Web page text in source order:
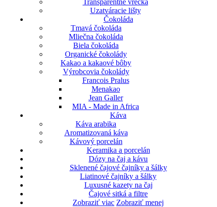
Uzatváracie lišty
Čokoláda
Tmavá čokoláda
Mliečna čokoláda
Biela čokoláda
Organické čokolády
Kakao a kakaové bôby
Výrobcovia čokolády
Francois Pralus
Menakao
Jean Galler
MIA - Made in Africa
Káva
Káva arabika
Aromatizovaná káva
Kávový porcelán
Keramika a porcelán
Dózy na čaj a kávu
Sklenené čajové čajníky a šálky
Liatinové čajníky a šálky
Luxusné kazety na čaj
Čajové sitká a filtre
Zobraziť viac Zobraziť menej